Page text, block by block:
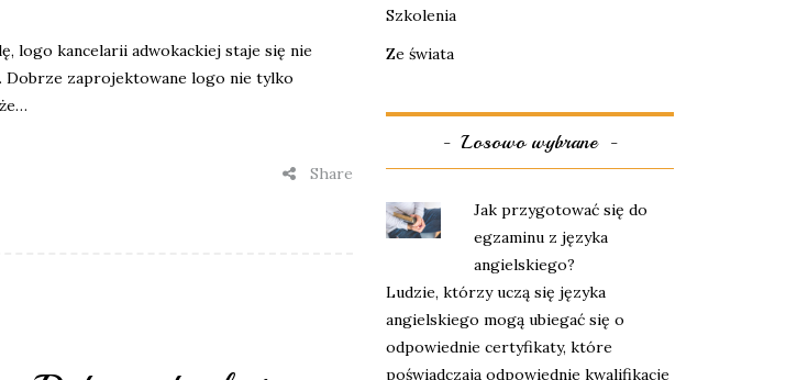
logo kancelarii adwokackiej staje się nie
Dobrze zaprojektowane logo nie tylko
Share
Szkolenia
Ze świata
Losowo wybrane
Jak przygotować się do
egzaminu z języka
angielskiego?
Ludzie, którzy uczą się języka
angielskiego mogą ubiegać się o
odpowiednie certyfikaty, które
poświadczają odpowiednie kwalifikacje